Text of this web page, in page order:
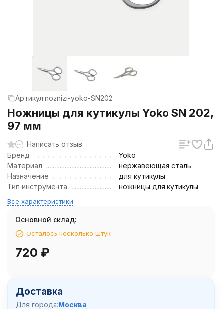
Артикул:noznizi-yoko-SN202
Ножницы для кутикулы Yoko SN 202,
97 мм
Написать отзыв
Бренд
Yoko
Материал
нержавеющая сталь
Назначение
для кутикулы
Тип инструмента
ножницы для кутикулы
Все характеристики
Основной склад:
Осталось несколько штук
720 ₽
Доставка
Для города:Москва